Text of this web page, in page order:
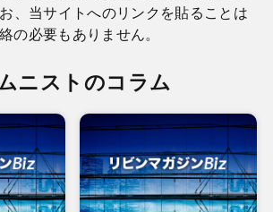
、当サイトへのリンクを貼ることは
の必要もありません。
ニストのコラム